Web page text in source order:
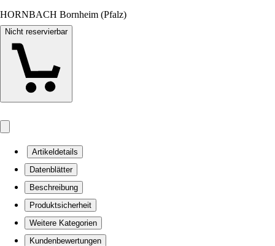
HORNBACH Bornheim (Pfalz)
Nicht reservierbar
Artikeldetails
Datenblätter
Beschreibung
Produktsicherheit
Weitere Kategorien
Kundenbewertungen